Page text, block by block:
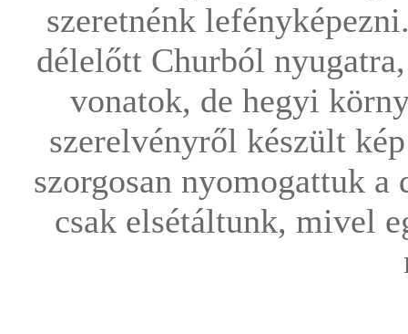
szeretnénk
délelőtt Churból
vonatok, de hegyi
szerelvényről készült
szorgosan nyomogattuk
csak elsétáltunk, mivel